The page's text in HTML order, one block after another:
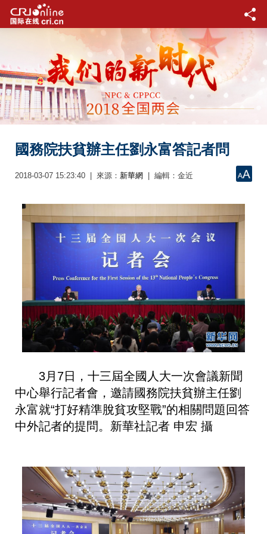
國務院扶貧辦主任劉永富答記者問
2018-03-07 15:23:40 | 來源： 新華網 | 編輯：金近
3月7日，十三屆全國人大一次會議新聞
中心舉行記者會，邀請國務院扶貧辦主任劉
永富就“打好精準脫貧攻堅戰”的相關問題回答
中外記者的提問。新華社記者 申宏 攝